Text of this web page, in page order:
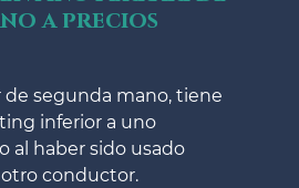
a precios
de segunda mano, tiene
inferior a uno
al haber sido usado
conductor.